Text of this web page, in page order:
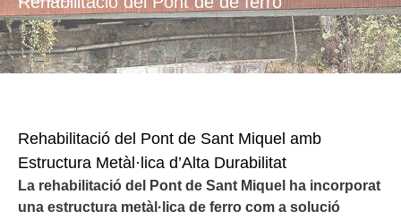
Rehabilitació del Pont de Sant Miquel amb
Estructura Metàl·lica d’Alta Durabilitat
La rehabilitació del Pont de Sant Miquel ha incorporat
una estructura metàl·lica de ferro com a solució